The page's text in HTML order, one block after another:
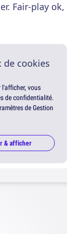
Fair-play ok,
de cookies
vous
de confidentialité.
de Gestion
& afficher